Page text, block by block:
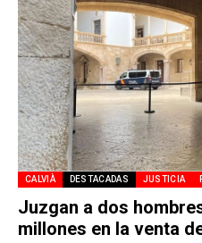
CALVIÀ DESTACADAS JUSTICIA
Juzgan a dos
millones en la venta